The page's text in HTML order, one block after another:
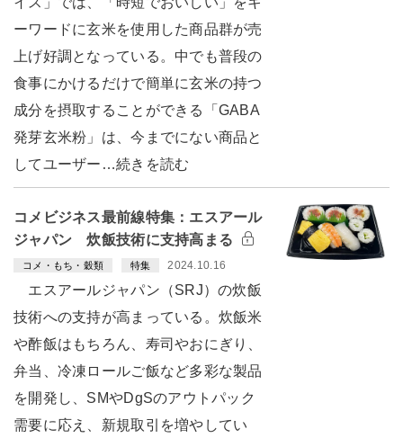
ーワードに玄米を使用した商品群が売
上げ好調となっている。中でも普段の
食事にかけるだけで簡単に玄米の持つ
成分を摂取することができる「GABA
発芽玄米粉」は、今までにない商品と
してユーザー…続きを読む
コメビジネス最前線特集：エスアール
ジャパン 炊飯技術に支持高まる
コメ・もち・穀類 特集 2024.10.16
エスアールジャパン（SRJ）の炊飯
技術への支持が高まっている。炊飯米
や酢飯はもちろん、寿司やおにぎり、
弁当、冷凍ロールご飯など多彩な製品
を開発し、SMやDgSのアウトパック
需要に応え、新規取引を増やしてい